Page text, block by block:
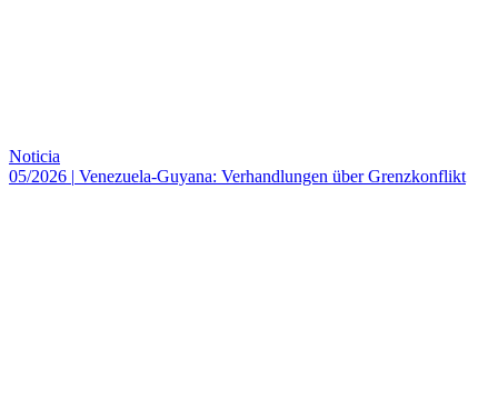
Noticia
05/2026 | Venezuela-Guyana: Verhandlungen über Grenzkonflikt